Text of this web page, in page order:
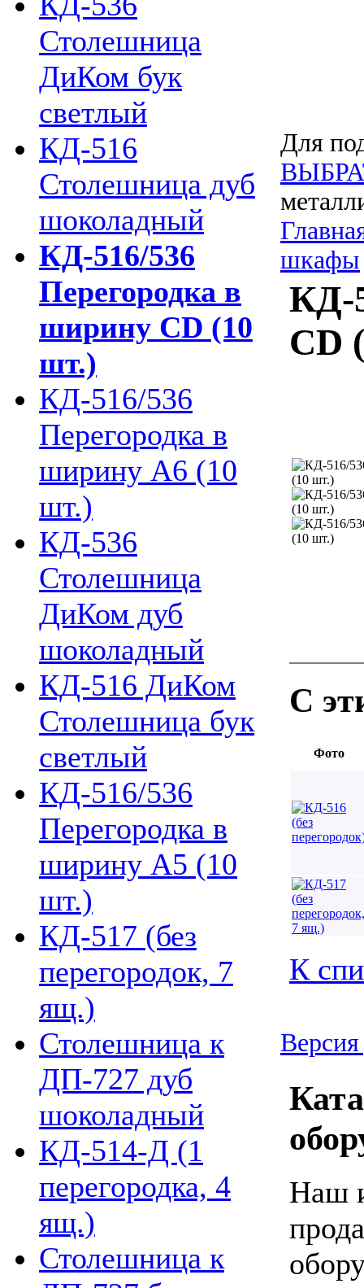
Столешница
ДиКом бук
светлый
КД-516
Столешница дуб
шоколадный
КД-516/536
Перегородка в
ширину CD (10
шт.)
КД-516/536
Перегородка в
ширину А6 (10
шт.)
КД-536
Столешница
ДиКом дуб
шоколадный
КД-516 ДиКом
Столешница бук
светлый
КД-516/536
Перегородка в
ширину А5 (10
шт.)
КД-517 (без
перегородок, 7
ящ.)
Столешница к
ДП-727 дуб
шоколадный
КД-514-Д (1
перегородка, 4
ящ.)
Столешница к
Для
шкафы
КД-
CD
С
Фото
К
Версия
Наш